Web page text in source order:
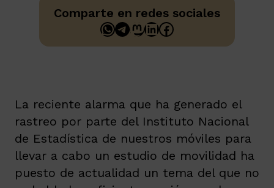
Comparte en redes sociales
WhatsApp
Telegram
Mastodon
LinkedIn
Facebook
La reciente alarma que ha generado el
rastreo por parte del Instituto Nacional
de Estadística de nuestros móviles para
llevar a cabo un estudio de movilidad ha
puesto de actualidad un tema del que no